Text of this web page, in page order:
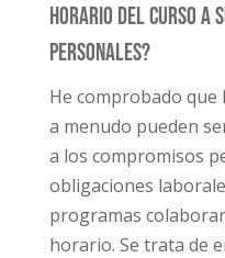
horario del curso a
personales?
He comprobado
a menudo pueden
a los compromisos
obligaciones
programas
horario. Se trata de